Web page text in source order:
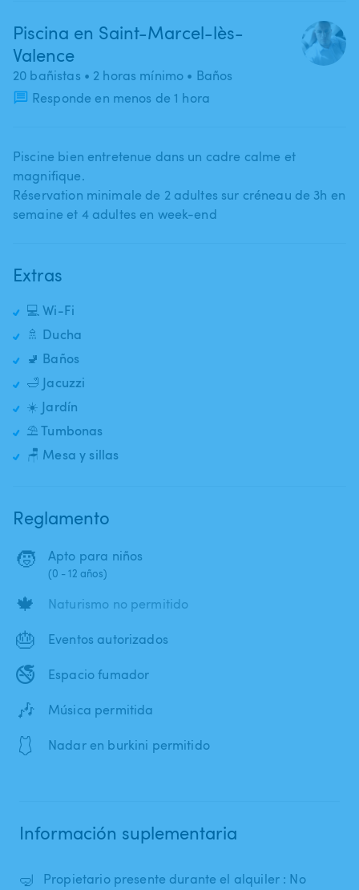
Piscina en Saint-Marcel-lès-
Valence
20 bañistas • 2 horas mínimo • Baños
Responde en menos de 1 hora
Piscine bien entretenue dans un cadre calme et
magnifique.
Réservation minimale de 2 adultes sur créneau de 3h en
semaine et 4 adultes en week-end
Extras
💻 Wi-Fi
🚿 Ducha
🚽 Baños
🛁 Jacuzzi
☀️ Jardín
⛱️ Tumbonas
🪑 Mesa y sillas
Reglamento
🧒 Apto para niños
(0 - 12 años)
🍁 Naturismo no permitido
🎂 Eventos autorizados
🚭 Espacio fumador
🎶 Música permitida
🩱 Nadar en burkini permitido
Información suplementaria
🤿 Propietario presente durante el alquiler : No